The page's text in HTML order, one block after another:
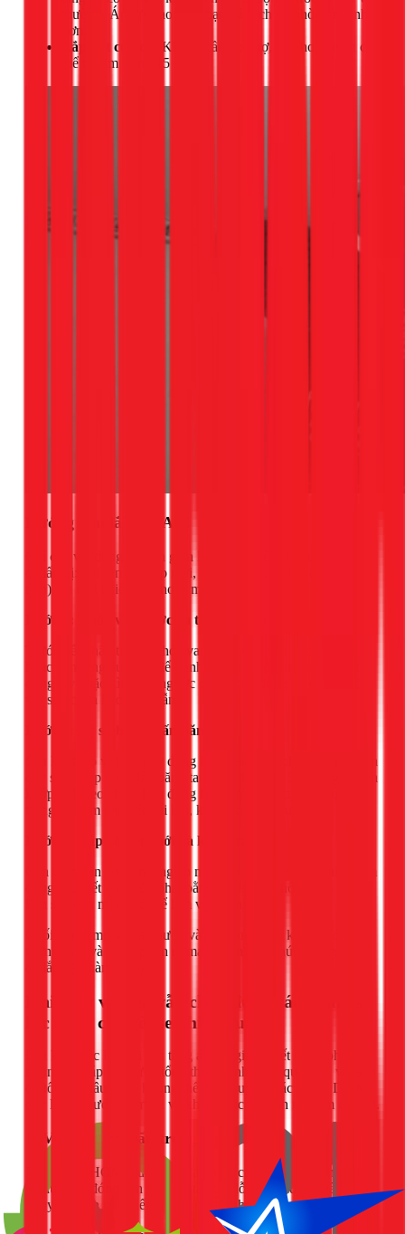
thường. Áp lực cao giúp bạn xả sạch xà phòng nhanh
hơn.
Lắp đặt cực dễ:
Không cần gọi thợ, bạn hoàn toàn có
thể tự làm trong 15 phút.
Hướng dẫn lắp đặt A-Z
Chỉ cần vài dụng cụ đơn giản là bạn có thể bắt đầu. Hãy
chuẩn bị: vòi sen tăng áp mới, một cuộn băng tan (cao su
non), và một chiếc kìm hoặc mỏ lết.
Bước 1: Khóa van nước và tháo vòi sen cũ
Trước tiên, hãy tìm và khóa van cấp nước vào phòng tắm
hoặc van tổng của nhà để tránh "lụt" ngoài ý muốn. Sau đó,
dùng tay hoặc kìm vặn ngược chiều kim đồng hồ để tháo đầu
vòi sen cũ ra khỏi dây dẫn.
Bước 2: Vệ sinh và quấn băng tan
Sau khi tháo vòi cũ, hãy dùng khăn lau sạch phần ren nối trên
dây sen. Tiếp theo, lấy băng tan quấn khoảng 5-7 vòng quanh
khớp nối theo chiều kim đồng hồ. Bước này cực kỳ quan
trọng để đảm bảo kết nối kín, không bị rò rỉ nước.
Bước 3: Lắp vòi sen mới và kiểm tra
Cẩn thận vặn vòi sen tăng áp mới vào đầu dây theo chiều kim
đồng hồ. Siết chặt vừa phải bằng tay là đủ, không nên dùng
kìm siết quá mạnh có thể làm vỡ ren nhựa.
Cuối cùng, mở lại van nước và kiểm tra. Nếu không có hiện
tượng rò rỉ và nước phun ra mạnh hơn, xin chúc mừng, bạn
đã lắp đặt thành công!
Khi thay vòi sen vẫn chưa đủ: 4 cách tăng áp
lực nước cho vòi sen hiệu quả
Đôi khi, việc lắp vòi sen tăng áp chỉ giải quyết được phần
ngọn. Nếu áp lực nước tổng thể của nhà bạn quá yếu, vòi sen
dù tốt đến đâu cũng không thể phát huy hết tác dụng. Dưới
đây là các bước kiểm tra và khắc phục từ kinh nghiệm của tôi.
1. Vệ sinh cặn bẩn trong đầu vòi sen
Nước ở TPHCM thường chứa nhiều canxi, sau một thời gian
sử dụng sẽ đóng cặn vôi làm tắc các lỗ phun nước. Đây là
nguyên nhân phổ biến nhất gây ra tình trạng nước yếu.